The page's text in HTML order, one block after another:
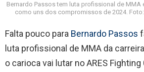
Bernardo Passos tem luta profissional de MMA
como uns dos compromissos de 2024.
Falta pouco para Bernardo Passos
luta profissional de MMA da
o carioca vai lutar no ARES